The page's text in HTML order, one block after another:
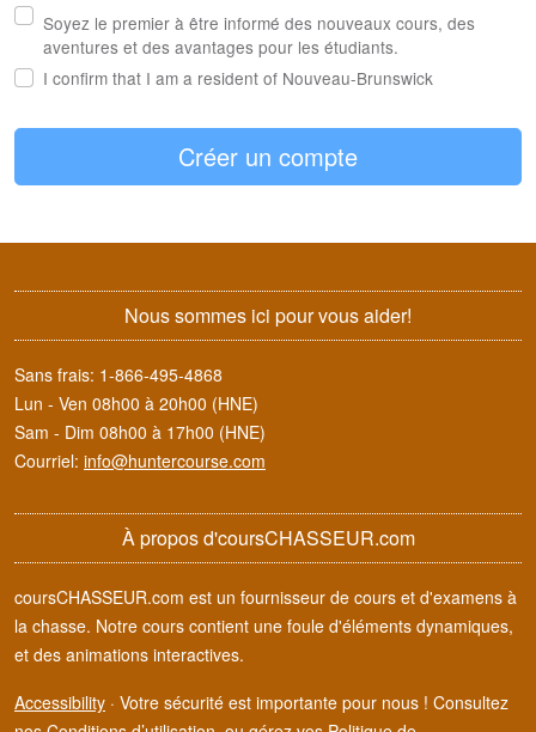
Soyez le premier à être informé des nouveaux cours, des
aventures et des avantages pour les étudiants.
I confirm that I am a resident of Nouveau-Brunswick
Créer un compte
Nous sommes ici pour vous aider!
Sans frais: 1-866-495-4868
Lun - Ven 08h00 à 20h00 (HNE)
Sam - Dim 08h00 à 17h00 (HNE)
Courriel: info@huntercourse.com
À propos d'coursCHASSEUR.com
coursCHASSEUR.com est un fournisseur de cours et d'examens à
la chasse. Notre cours contient une foule d'éléments dynamiques,
et des animations interactives.
Accessibility · Votre sécurité est importante pour nous ! Consultez